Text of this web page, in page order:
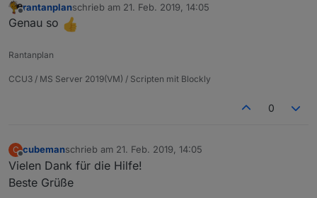
rantanplanschrieb am 21. Feb. 2019, 14:05
zuletzt editiert von
Genau so
Rantanplan
CCU3 / MS Server 2019(VM) / Scripten mit Blockly
0
C
Offline
cubemanschrieb am 21. Feb. 2019, 14:05
zuletzt editiert von
Vielen Dank für die Hilfe!
Beste Grüße